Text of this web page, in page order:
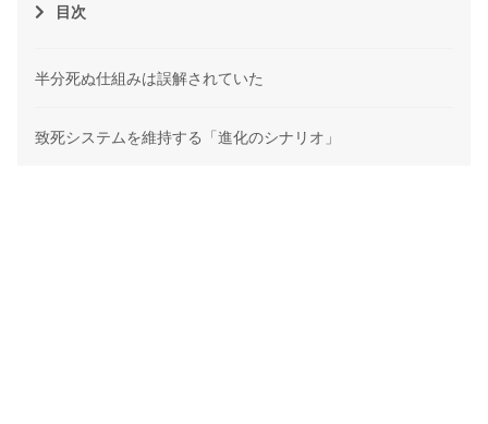
目次
半分死ぬ仕組みは誤解されていた
致死システムを維持する「進化のシナリオ」